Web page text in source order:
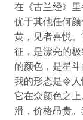
在《古兰经》
优于其他任何
黄，见者喜悦
征，是漂亮的
的颜色，是星
我的形态是令人
它在众颜色之
滑，价格昂贵